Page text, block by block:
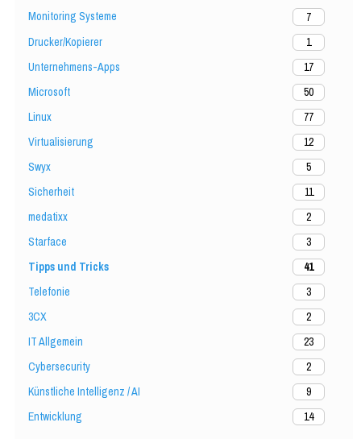
Monitoring Systeme
7
Drucker/Kopierer
1
Unternehmens-Apps
17
Microsoft
50
Linux
77
Virtualisierung
12
Swyx
5
Sicherheit
11
medatixx
2
Starface
3
Tipps und Tricks
41
Telefonie
3
3CX
2
IT Allgemein
23
Cybersecurity
2
Künstliche Intelligenz / AI
9
Entwicklung
14